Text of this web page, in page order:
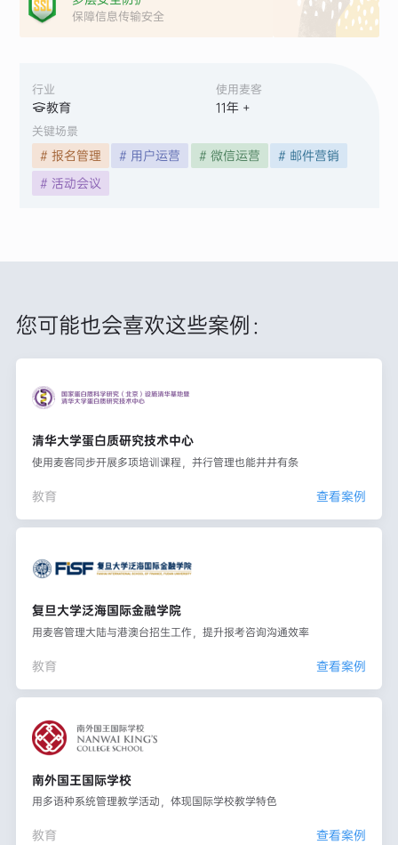
行业
教育
使用麦客
11年 +
关键场景
# 报名管理 # 用户运营 # 微信运营
# 邮件营销
# 活动会议
保障信息传输安全
您可能也会喜欢这些案例：
清华大学蛋白质研究技术中心
使用麦客同步开展多项培训课程，并行管理也能井井有条
教育 查看案例
复旦大学泛海国际金融学院
用麦客管理大陆与港澳台招生工作，提升报考咨询沟通效率
教育 查看案例
南外国王国际学校
用多语种系统管理教学活动，体现国际学校教学特色
教育 查看案例